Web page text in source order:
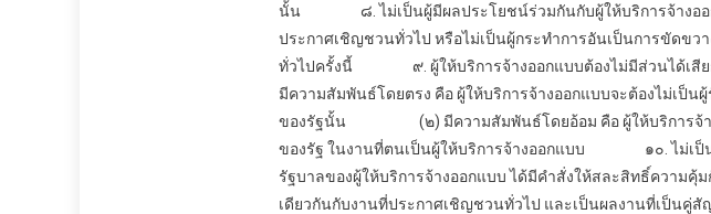
นั้น
๘. ไม่เป็นผู้มีผลประโยชน์ร่วมกันกับผู้ให้บริการจ้างอ
ประกาศเชิญชวนทั่วไป หรือไม่เป็นผู้กระทำการอันเป็นการขัดขว
ทั่วไปครั้งนี้
๙. ผู้ให้บริการจ้างออกแบบต้องไม่มีส่วนได้เสี
มีความสัมพันธ์โดยตรง คือ ผู้ให้บริการจ้างออกแบบจะต้องไม่เป็น
ของรัฐนั้น
(๒) มีความสัมพันธ์โดยอ้อม คือ ผู้ให้บริการจ้
ของรัฐ ในงานที่ตนเป็นผู้ให้บริการจ้างออกแบบ
๑๐. ไม่เป็นผู้ไ
รัฐบาลของผู้ให้บริการจ้างออกแบบได้มีคำสั่งให้สละสิทธิ์ความคุ้
เดียวกันกับงานที่ประกาศเชิญชวนทั่วไป และเป็นผลงานที่เป็นคู่